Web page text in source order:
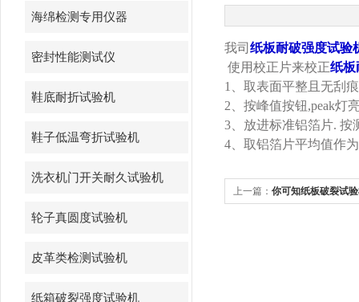
海绵检测专用仪器
密封性能测试仪
鞋底耐折试验机
鞋子低温弯折试验机
洗衣机门开关耐久试验机
轮子真圆度试验机
皮革类检测试验机
纸箱破裂强度试验机
我司 纸板耐破强度试验
使用校正片来校正纸板
1
取表面平整且无刮
2 、按峰值按钮,peak灯
3 、放进标准铝箔片. 按
4 、取铝箔片平均值作
上一篇： 你可知纸板破裂试